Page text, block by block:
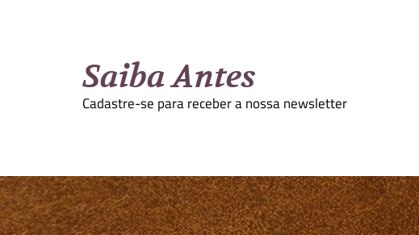
Saiba Antes
Cadastre-se para receber a nossa newsletter